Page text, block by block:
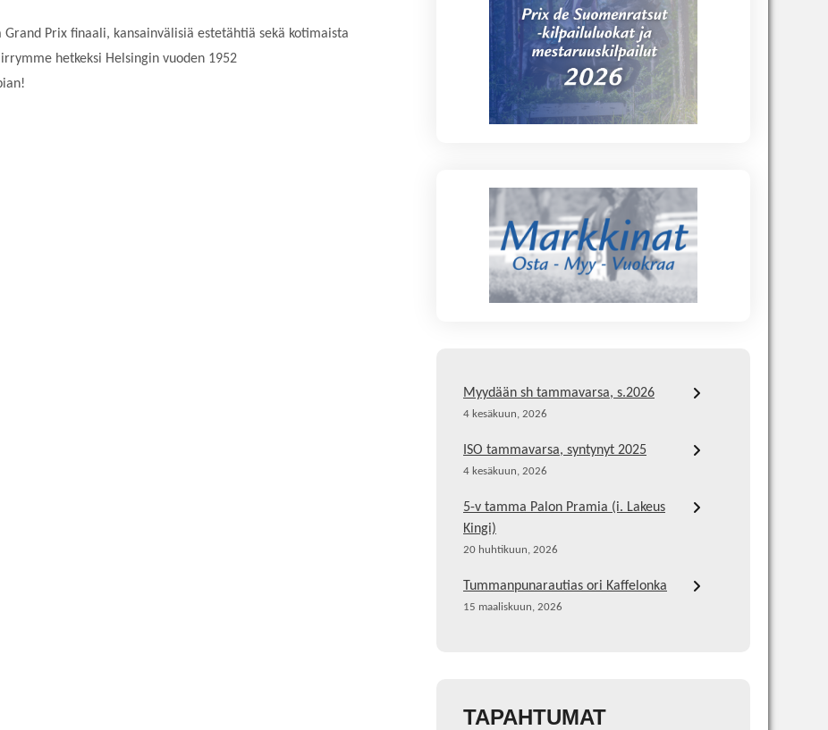
Prix finaali, kansainvälisiä estetähtiä sekä kotimaista
hetkeksi Helsingin vuoden 1952
Myydään sh tammavarsa, s.2026
4 kesäkuun, 2026
ISO tammavarsa, syntynyt 2025
4 kesäkuun, 2026
5-v tamma Palon Pramia (i. Lakeus
Kingi)
20 huhtikuun, 2026
Tummanpunarautias ori Kaffelonka
15 maaliskuun, 2026
TAPAHTUMAT